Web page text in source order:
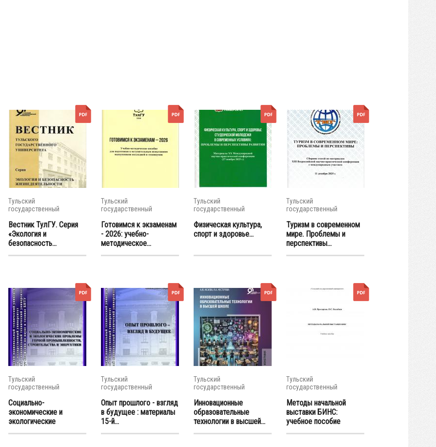
Тульский
государственный
Вестник ТулГУ. Серия
«Экология и
безопасность...
Тульский
государственный
Готовимся к экзаменам
- 2026: учебно-
методическое...
Тульский
государственный
Физическая культура,
спорт и здоровье...
Тульский
государственный
Туризм в современном
мире. Проблемы и
перспективы...
Тульский
государственный
Социально-
экономические и
экологические
проблемы...
Тульский
государственный
Опыт прошлого - взгляд
в будущее : материалы
15-й...
Тульский
государственный
Инновационные
образовательные
технологии в высшей...
Тульский
государственный
Методы начальной
выставки БИНС:
учебное пособие